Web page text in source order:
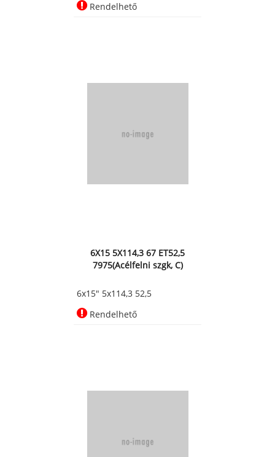
Rendelhető
6X15 5X114,3 67 ET52,5
7975(Acélfelni szgk, C)
6x15" 5x114,3 52,5
Rendelhető